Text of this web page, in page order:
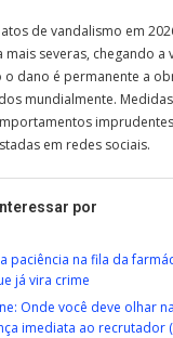
de vandalismo em
severas, chegando a
o dano é permanente a
mundialmente.
em redes sociais.
por
paciência na fila da
já vira crime
Onde você deve olhar
imediata ao recrutador